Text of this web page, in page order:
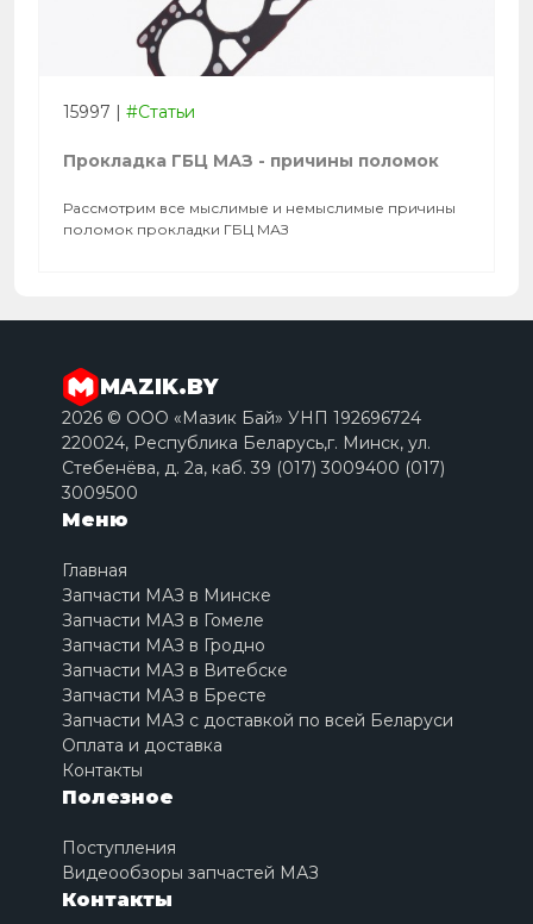
15997 | #Статьи
Прокладка ГБЦ МАЗ - причины поломок
Рассмотрим все мыслимые и немыслимые причины
поломок прокладки ГБЦ МАЗ
MAZIK.BY
2026 © ООО «Мазик Бай» УНП 192696724
220024, Республика Беларусь,г. Минск, ул.
Стебенёва, д. 2a, каб. 39 (017) 3009400 (017)
3009500
Меню
Главная
Запчасти МАЗ в Минске
Запчасти МАЗ в Гомеле
Запчасти МАЗ в Гродно
Запчасти МАЗ в Витебске
Запчасти МАЗ в Бресте
Запчасти МАЗ с доставкой по всей Беларуси
Оплата и доставка
Контакты
Полезное
Поступления
Видеообзоры запчастей МАЗ
Контакты